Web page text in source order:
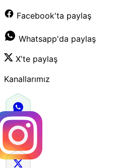
Facebook'ta paylaş
Whatsapp'da paylaş
X'te paylaş
Kanallarımız